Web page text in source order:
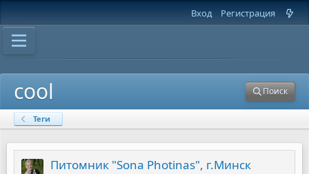
Вход Регистрация
cool Поиск
Теги
Питомник "Sona Photinas", г.Минск